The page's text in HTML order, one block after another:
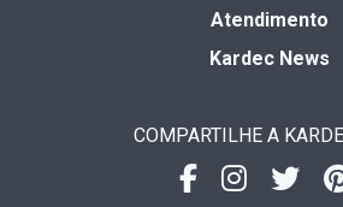
Atendimento
Kardec News
COMPARTILHE A